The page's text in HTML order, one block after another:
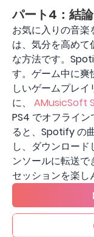
パート4：結論
お気に入りの音
は、気分を高め
な方法です。
す。ゲーム中に爽
しいゲームプレ
に、 AMusicSoft
PS4 でオフライ
ると、Spotify の
し、ダウンロード
ンソールに転送
セッションを楽し